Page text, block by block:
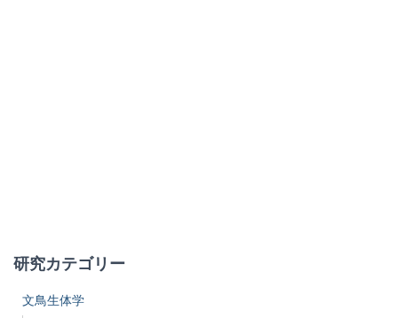
研究カテゴリー
文鳥生体学